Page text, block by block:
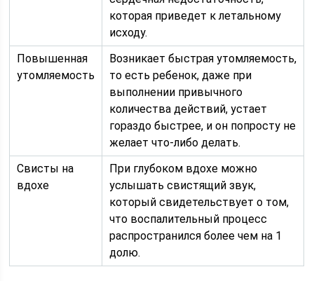
которая приведет к летальному
исходу.
Повышенная
утомляемость
Возникает быстрая утомляемость,
то есть ребенок, даже при
выполнении привычного
количества действий, устает
гораздо быстрее, и он попросту не
желает что-либо делать.
Свисты на
вдохе
При глубоком вдохе можно
услышать свистящий звук,
который свидетельствует о том,
что воспалительный процесс
распространился более чем на 1
долю.